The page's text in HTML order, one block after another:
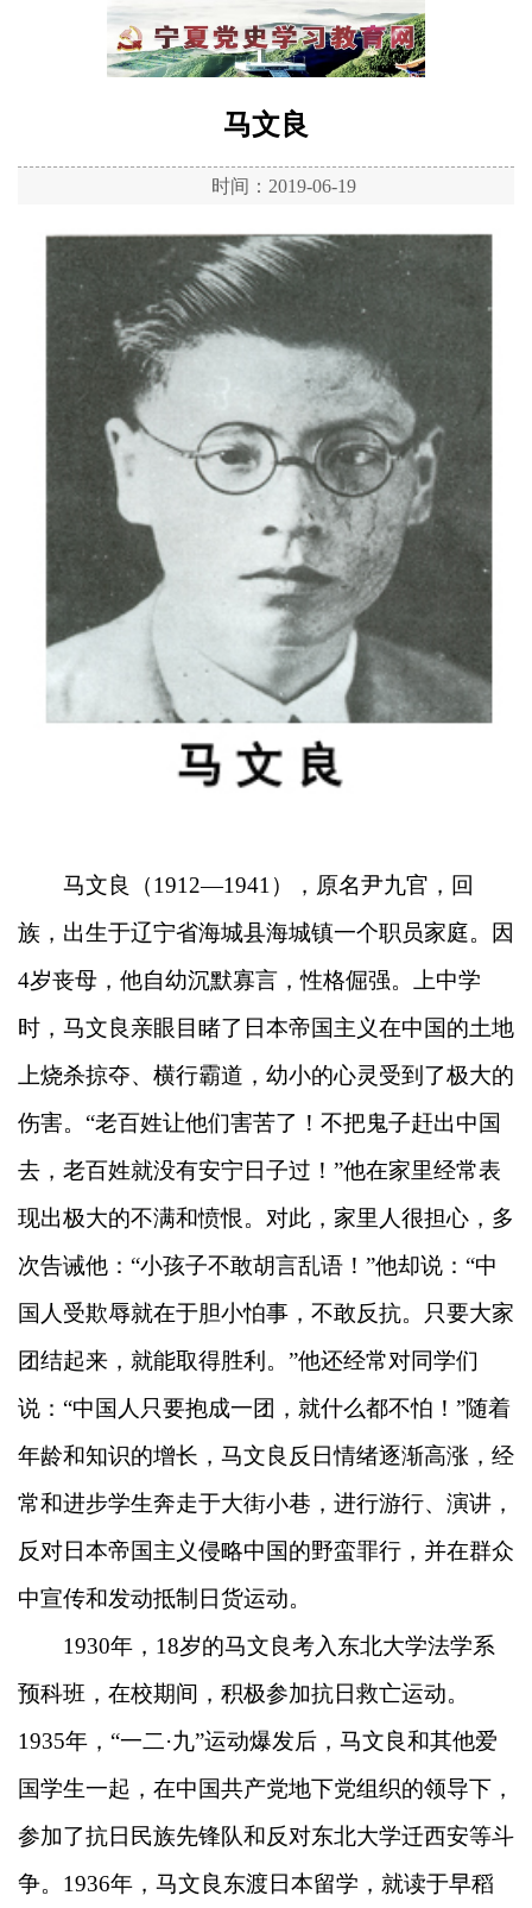
马文良
时间：2019-06-19
马文良（1912—1941），原名尹九官，回
族，出生于辽宁省海城县海城镇一个职员家庭。因
4岁丧母，他自幼沉默寡言，性格倔强。上中学
时，马文良亲眼目睹了日本帝国主义在中国的土地
上烧杀掠夺、横行霸道，幼小的心灵受到了极大的
伤害。“老百姓让他们害苦了！不把鬼子赶出中国
去，老百姓就没有安宁日子过！”他在家里经常表
现出极大的不满和愤恨。对此，家里人很担心，多
次告诫他：“小孩子不敢胡言乱语！”他却说：“中
国人受欺辱就在于胆小怕事，不敢反抗。只要大家
团结起来，就能取得胜利。”他还经常对同学们
说：“中国人只要抱成一团，就什么都不怕！”随着
年龄和知识的增长，马文良反日情绪逐渐高涨，经
常和进步学生奔走于大街小巷，进行游行、演讲，
反对日本帝国主义侵略中国的野蛮罪行，并在群众
中宣传和发动抵制日货运动。
1930年，18岁的马文良考入东北大学法学系
预科班，在校期间，积极参加抗日救亡运动。
1935年，“一二·九”运动爆发后，马文良和其他爱
国学生一起，在中国共产党地下党组织的领导下，
参加了抗日民族先锋队和反对东北大学迁西安等斗
争。1936年，马文良东渡日本留学，就读于早稻